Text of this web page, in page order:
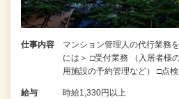
仕事内容
マンション管理人の代行業務
には＞ □受付業務 （入居者様
用施設の予約管理など） □点
給与 時給1,330円以上